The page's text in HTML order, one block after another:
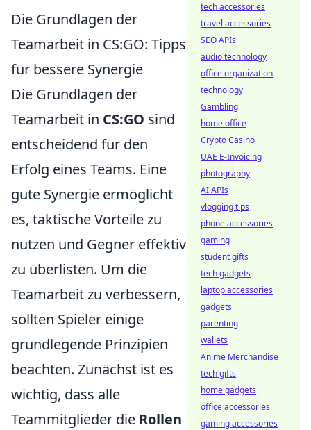
Die Grundlagen der
Teamarbeit in CS:GO: Tipps
für bessere Synergie
Die Grundlagen der
Teamarbeit in CS:GO sind
entscheidend für den
Erfolg eines Teams. Eine
gute Synergie ermöglicht
es, taktische Vorteile zu
nutzen und Gegner effektiv
zu überlisten. Um die
Teamarbeit zu verbessern,
sollten Spieler einige
grundlegende Prinzipien
beachten. Zunächst ist es
wichtig, dass alle
Teammitglieder die Rollen
tech accessories
travel accessories
SEO APIs
audio technology
office organization
technology
Gambling
home office
Crypto Casino
UAE E-Invoicing
photography
AI APIs
vlogging tips
phone accessories
gaming
student gifts
tech gadgets
laptop accessories
gadgets
parenting
wallets
Anime Merchandise
tech gifts
home gadgets
office accessories
gaming accessories